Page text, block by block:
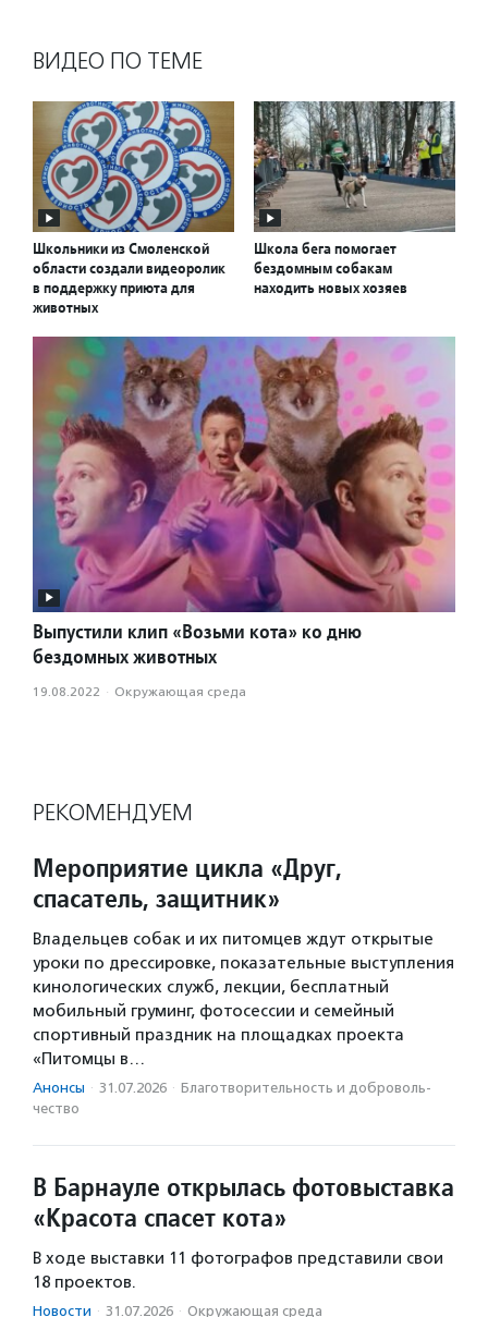
ВИДЕО ПО ТЕМЕ
Школьники из Смоленской
области создали видеоролик
в поддержку приюта для
животных
Школа бега помогает
бездомным собакам
находить новых хозяев
Выпустили клип «Возьми кота» ко дню
бездомных животных
19.08.2022 · Окружающая среда
РЕКОМЕНДУЕМ
Мероприятие цикла «Друг,
спасатель, защитник»
Владельцев собак и их питомцев ждут открытые
уроки по дрессировке, показательные выступления
кинологических служб, лекции, бесплатный
мобильный груминг, фотосессии и семейный
спортивный праздник на площадках проекта
«Питомцы в…
Анонсы · 31.07.2026 · Благотвори­тель­ность и доброволь­
чест­во
В Барнауле открылась фотовыставка
«Красота спасет кота»
В ходе выставки 11 фотографов представили свои
18 проектов.
Новости · 31.07.2026 · Окружающая среда